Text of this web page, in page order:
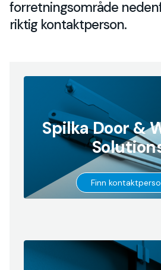
forretningsområde
riktig kontaktperson.
Spilka Door &
→
Go
to
Finn